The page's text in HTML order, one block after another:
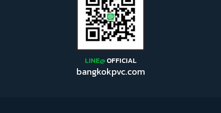
LINE@OFFICIAL
bangkokpvc.com